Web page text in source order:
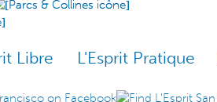
Libre L'Esprit Pratique